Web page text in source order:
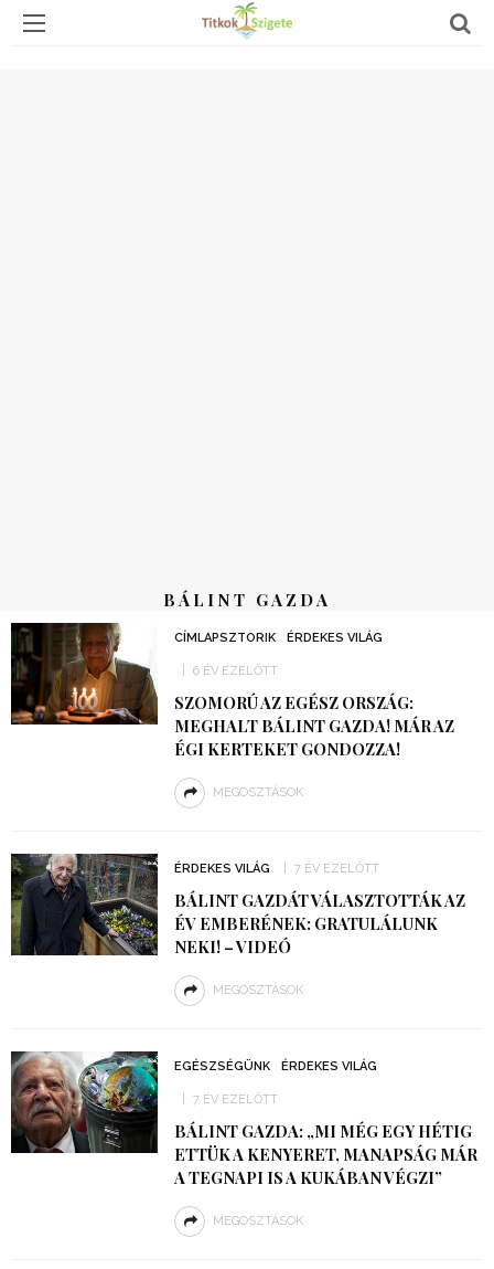
BÁLINT GAZDA
CÍMLAPSZTORIK ÉRDEKES VILÁG
6 ÉV EZELŐTT
SZOMORÚ AZ EGÉSZ ORSZÁG:
MEGHALT BÁLINT GAZDA! MÁR AZ
ÉGI KERTEKET GONDOZZA!
MEGOSZTÁSOK
ÉRDEKES VILÁG 7 ÉV EZELŐTT
BÁLINT GAZDÁT VÁLASZTOTTÁK AZ
ÉV EMBERÉNEK: GRATULÁLUNK
NEKI! – VIDEÓ
MEGOSZTÁSOK
EGÉSZSÉGÜNK ÉRDEKES VILÁG
7 ÉV EZELŐTT
BÁLINT GAZDA: „MI MÉG EGY HÉTIG
ETTÜK A KENYERET, MANAPSÁG MÁR
A TEGNAPI IS A KUKÁBAN VÉGZI”
MEGOSZTÁSOK